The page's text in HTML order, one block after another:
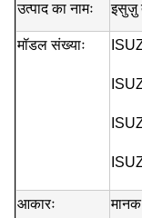
उत्पाद का नामः इसुज़ु
मॉडल संख्याः
आकारः
मानक